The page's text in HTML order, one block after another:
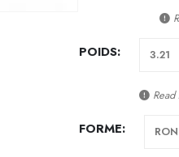
POIDS
FORME